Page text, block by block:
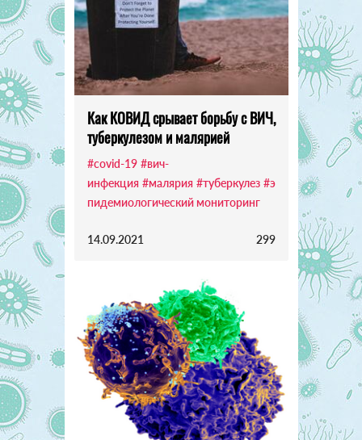
Как КОВИД срывает борьбу с ВИЧ,
туберкулезом и малярией
#covid-19 #вич-
инфекция #малярия #туберкулез #э
пидемиологический мониторинг
14.09.2021 299